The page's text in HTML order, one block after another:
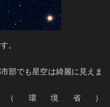
。
部でも星空は綺麗に見えま
環境省）